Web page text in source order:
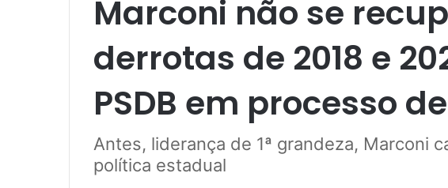
Marconi não se
derrotas de 2018 e
PSDB em processo
Antes, liderança de 1ª grandeza, Marconi
política estadual